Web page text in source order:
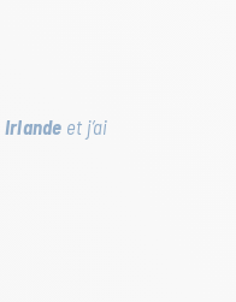
Irlande et j’ai